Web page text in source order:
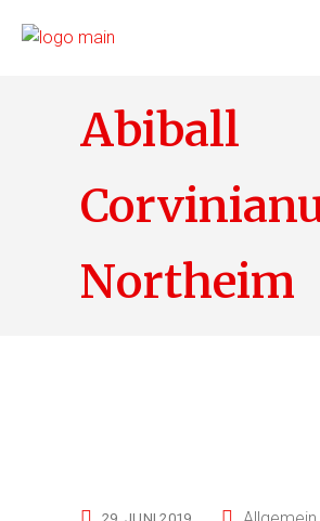
Abiball
Northeim